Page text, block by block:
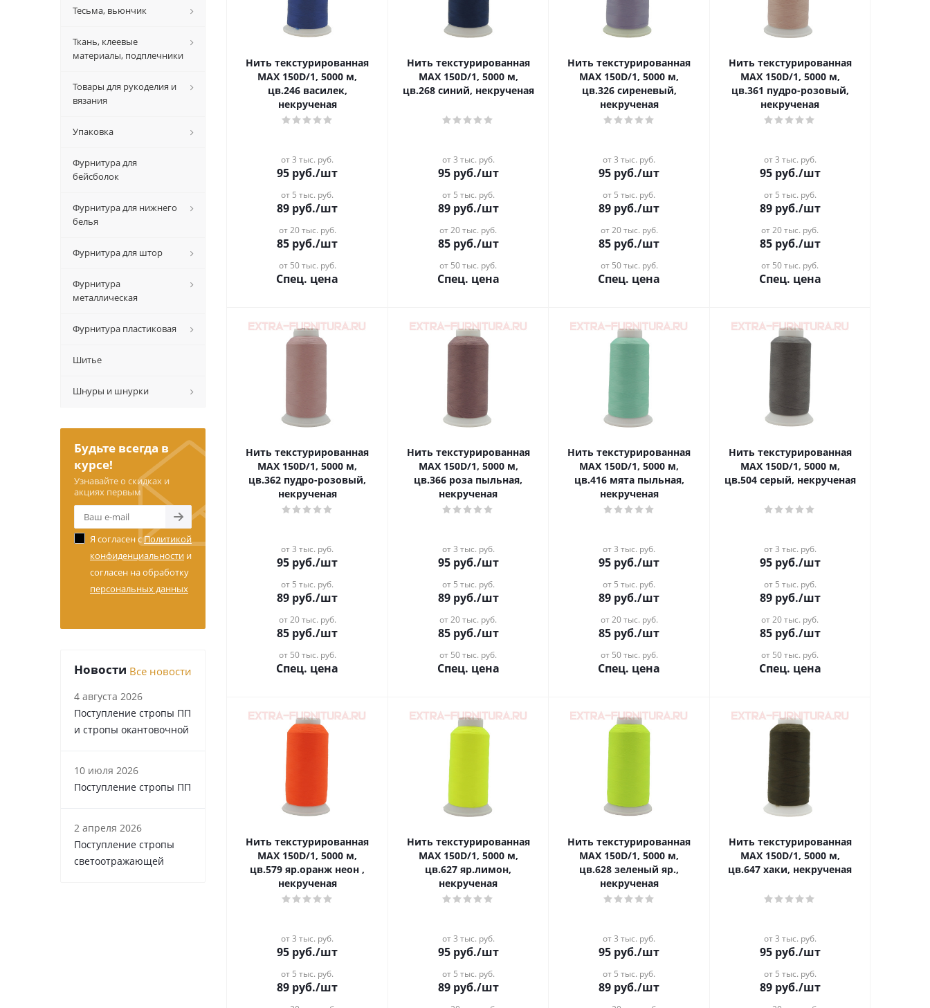
Нить текстурированная
MAX 150D/1, 5000 м,
цв.246 василек,
некрученая
от 3 тыс. руб.
95 руб./шт
от 5 тыс. руб.
89 руб./шт
от 20 тыс. руб.
85 руб./шт
от 50 тыс. руб.
Спец. цена
Нить текстурированная
MAX 150D/1, 5000 м,
цв.268 синий, некрученая
от 3 тыс. руб.
95руб./шт
от 5 тыс. руб.
89руб./шт
от 20 тыс. руб.
85руб./шт
от 50 тыс. руб.
Спец. цена
Нить текстурированная
MAX 150D/1, 5000 м,
цв.326 сиреневый,
некрученая
от 3 тыс. руб.
95 руб./шт
от 5 тыс. руб.
89 руб./шт
от 20 тыс. руб.
85 руб./шт
от 50 тыс. руб.
Спец. цена
Нить текстурированная
MAX 150D/1, 5000 м,
цв.361 пудро-розовый,
некрученая
от 3 тыс. руб.
95руб./шт
от 5 тыс. руб.
89руб./шт
от 20 тыс. руб.
85руб./шт
от 50 тыс. руб.
Спец. цена
Нить текстурированная
MAX 150D/1, 5000 м,
цв.362 пудро-розовый,
некрученая
от 3 тыс. руб.
95 руб./шт
от 5 тыс. руб.
89 руб./шт
от 20 тыс. руб.
85 руб./шт
от 50 тыс. руб.
Спец. цена
Нить текстурированная
MAX 150D/1, 5000 м,
цв.366 роза пыльная,
некрученая
от 3 тыс. руб.
95руб./шт
от 5 тыс. руб.
89руб./шт
от 20 тыс. руб.
85руб./шт
от 50 тыс. руб.
Спец. цена
Нить текстурированная
MAX 150D/1, 5000 м,
цв.416 мята пыльная,
некрученая
от 3 тыс. руб.
95 руб./шт
от 5 тыс. руб.
89 руб./шт
от 20 тыс. руб.
85 руб./шт
от 50 тыс. руб.
Спец. цена
Нить текстурированная
MAX 150D/1, 5000 м,
цв.504 серый, некрученая
от 3 тыс. руб.
95руб./шт
от 5 тыс. руб.
89руб./шт
от 20 тыс. руб.
85руб./шт
от 50 тыс. руб.
Спец. цена
Нить текстурированная
MAX 150D/1, 5000 м,
цв.579 яр.оранж неон ,
некрученая
от 3 тыс. руб.
95 руб./шт
от 5 тыс. руб.
89 руб./шт
Нить текстурированная
MAX 150D/1, 5000 м,
цв.627 яр.лимон,
некрученая
от 3 тыс. руб.
95руб./шт
от 5 тыс. руб.
89руб./шт
Нить текстурированная
MAX 150D/1, 5000 м,
цв.628 зеленый яр.,
некрученая
от 3 тыс. руб.
95 руб./шт
от 5 тыс. руб.
89 руб./шт
Нить текстурированная
MAX 150D/1, 5000 м,
цв.647 хаки, некрученая
от 3 тыс. руб.
95руб./шт
от 5 тыс. руб.
89руб./шт
Тесьма, вьюнчик
Ткань, клеевые
материалы, подплечники
Товары для рукоделия и
вязания
Упаковка
Фурнитура для
бейсболок
Фурнитура для нижнего
белья
Фурнитура для штор
Фурнитура
металлическая
Фурнитура пластиковая
Шитье
Шнуры и шнурки
Будьте всегда в
курсе!
Узнавайте о скидках и
акциях первым
Я согласен сПолитикой
конфиденциальности и
согласен на обработку
персональных данных
Новости Все новости
4 августа 2026
Поступление стропы ПП
и стропы окантовочной
10 июля 2026
Поступление стропы ПП
2 апреля 2026
Поступление стропы
светоотражающей